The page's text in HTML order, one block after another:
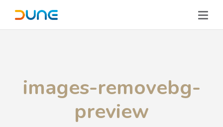
images-removebg-
preview